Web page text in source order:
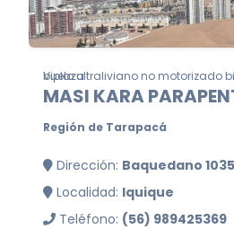
Vuelo ultraliviano no motorizado biplaza o parapente biplaza
MASI KARA
Región de Tarapacá
Dirección: Baquedano
Localidad: Iquique
Teléfono: (56) 989425369